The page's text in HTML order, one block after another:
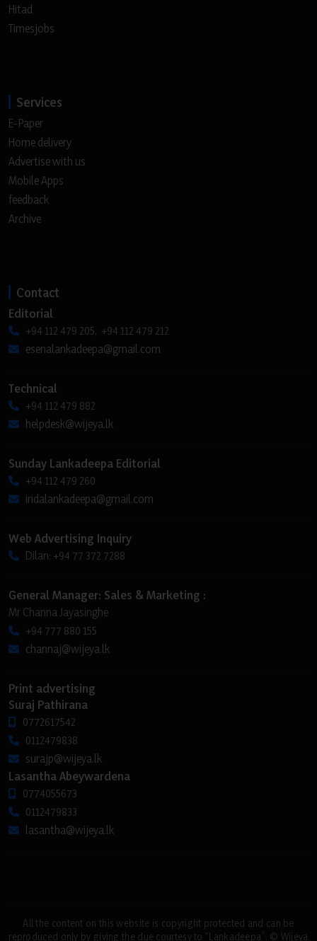
Hitad
Timesjobs
Services
E-Paper
Home delivery
Advertise with us
Mobile Apps
feedback
Archive
Contact
Editorial
+94 112 479 205, +94 112 479 212
esenalankadeepa@gmail.com
Technical
+94 112 479 882
helpdesk@wijeya.lk
Sunday Lankadeepa Editorial
+94 112 479 260
iridalankadeepa@gmail.com
Web Advertising Inquiry
Dilan: +94 77 372 7288
General Manager: Sales & Marketing :
Mr Channa Jayasinghe
+94 777 880 155
channaj@wijeya.lk
Print advertising
Suraj Pathirana
0772617542
0112479838
surajp@wijeya.lk
Lasantha Abeywardena
0774055673
0112479833
lasantha@wijeya.lk
All the content on this website is copyright protected and can be
reproduced only by giving the due courtesy to “Lankadeepa”. © Wijeya